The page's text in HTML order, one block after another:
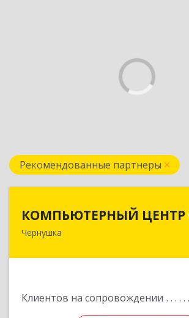
Рекомендованные партнеры
КОМПЬЮТЕРНЫЙ ЦЕНТР
Чернушка
Клиентов на сопровождении
КОМПЬЮТЕРНЫЙ